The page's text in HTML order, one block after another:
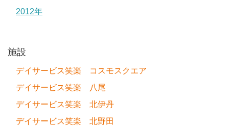
2012年
施設
デイサービス笑楽 コスモスクエア
デイサービス笑楽 八尾
デイサービス笑楽 北伊丹
デイサービス笑楽 北野田